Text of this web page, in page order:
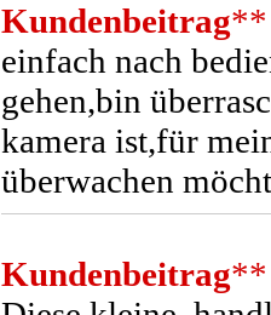
Kundenbeitrag**
einfach nach
gehen,bin
kamera ist,für
überwachen
Kundenbeitrag**